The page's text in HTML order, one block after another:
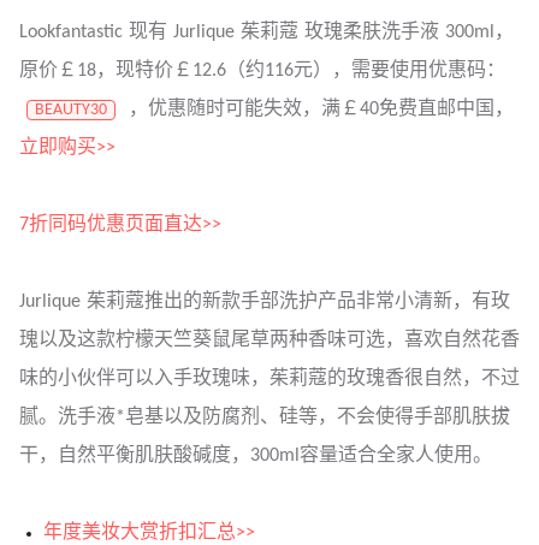
Lookfantastic 现有 Jurlique 茱莉蔻 玫瑰柔肤洗手液 300ml，
原价￡18，现特价￡12.6（约116元），需要使用优惠码：
BEAUTY30
，优惠随时可能失效，满￡40免费直邮中国，
立即购买>>
7折同码优惠页面直达>>
Jurlique 茱莉蔻推出的新款手部洗护产品非常小清新，有玫
瑰以及这款柠檬天竺葵鼠尾草两种香味可选，喜欢自然花香
味的小伙伴可以入手玫瑰味，茱莉蔻的玫瑰香很自然，不过
腻。洗手液*皂基以及防腐剂、硅等，不会使得手部肌肤拔
干，自然平衡肌肤酸碱度，300ml容量适合全家人使用。
年度美妆大赏折扣汇总>>